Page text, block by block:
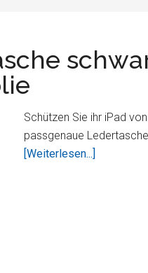
Schützen Sie ihr iPad
passgenaue
[Weiterlesen...]